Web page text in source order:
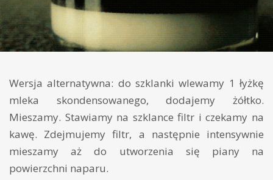
Wersja alternatywna: do szklanki wlewamy 1 łyżkę
mleka skondensowanego, dodajemy żółtko.
Mieszamy. Stawiamy na szklance filtr i czekamy na
kawę. Zdejmujemy filtr, a następnie intensywnie
mieszamy aż do utworzenia się piany na
powierzchni naparu.